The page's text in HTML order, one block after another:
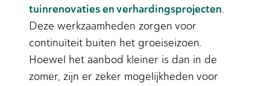
tuinrenovaties en verhardingsprojecten.
Deze werkzaamheden zorgen voor
continuïteit buiten het groeiseizoen.
Hoewel het aanbod kleiner is dan in de
zomer, zijn er zeker mogelijkheden voor